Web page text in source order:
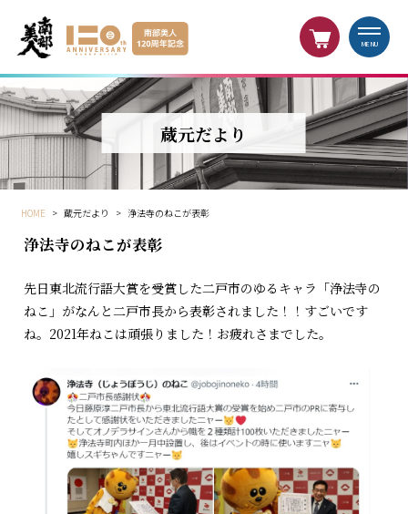
MENU
蔵元だより
HOME > 蔵元だより > 浄法寺のねこが表彰
浄法寺のねこが表彰
先日東北流行語大賞を受賞した二戸市のゆるキャラ「浄法寺の
ねこ」がなんと二戸市長から表彰されました！！すごいです
ね。2021年ねこは頑張りました！お疲れさまでした。